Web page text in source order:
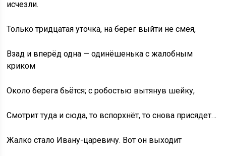
исчезли.
Только тридцатая уточка, на берег выйти не смея,
Взад и вперёд одна — одинёшенька с жалобным
криком
Около берега бьётся; с робостью вытянув шейку,
Смотрит туда и сюда, то вспорхнёт, то снова присядет…
Жалко стало Ивану-царевичу. Вот он выходит